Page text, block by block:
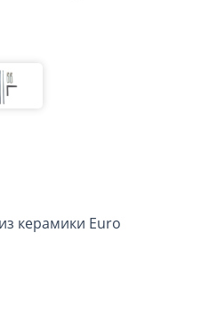
керамики Euro